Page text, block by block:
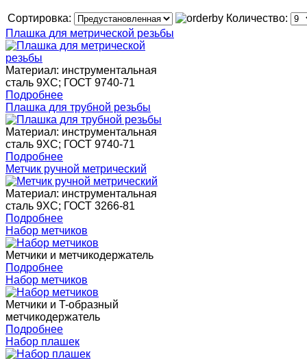
Сортировка:
Количество:
Плашка для метрической резьбы
Материал: инструментальная
сталь 9XC; ГОСТ 9740-71
Подробнее
Плашка для трубной резьбы
Материал: инструментальная
сталь 9XC; ГОСТ 9740-71
Подробнее
Метчик ручной метрический
Материал: инструментальная
сталь 9XC; ГОСТ 3266-81
Подробнее
Набор метчиков
Метчики и метчикодержатель
Подробнее
Набор метчиков
Метчики и T-образный
метчикодержатель
Подробнее
Набор плашек